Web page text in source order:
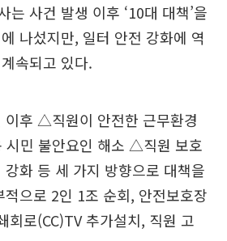
는 사건 발생 이후 ‘10대 대책’을
나섰지만, 일터 안전 강화에 역
속되고 있다.
이후 △직원이 안전한 근무환경
민 불안요인 해소 △직원 보호
화 등 세 가지 방향으로 대책을
으로 2인 1조 순회, 안전보호장
회로(CC)TV 추가설치, 직원 고